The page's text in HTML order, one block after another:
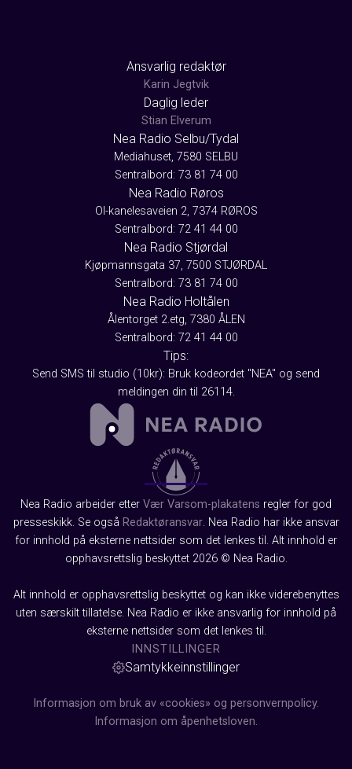
Ansvarlig redaktør
Karin Jegtvik
Daglig leder
Stian Elverum
Nea Radio Selbu/Tydal
Mediahuset, 7580 SELBU
Sentralbord: 73 81 74 00
Nea Radio Røros
Ol-kanelesaveien 2, 7374 RØROS
Sentralbord: 72 41 44 00
Nea Radio Stjørdal
Kjøpmannsgata 37, 7500 STJØRDAL
Sentralbord: 73 81 74 00
Nea Radio Holtålen
Ålentorget 2.etg, 7380 ÅLEN
Sentralbord: 72 41 44 00
Tips:
Send SMS til studio (10kr): Bruk kodeordet "NEA" og send
meldingen din til 26114.
Nea Radio arbeider etter Vær Varsom-plakatens regler for god
presseskikk. Se også Redaktøransvar. Nea Radio har ikke ansvar
for innhold på eksterne nettsider som det lenkes til. Alt innhold er
opphavsrettslig beskyttet 2026 © Nea Radio.
Alt innhold er opphavsrettslig beskyttet og kan ikke viderebenyttes
uten særskilt tillatelse. Nea Radio er ikke ansvarlig for innhold på
eksterne nettsider som det lenkes til.
INNSTILLINGER
Samtykkeinnstillinger
Informasjon om bruk av «cookies» og personvernpolicy.
Informasjon om åpenhetsloven.